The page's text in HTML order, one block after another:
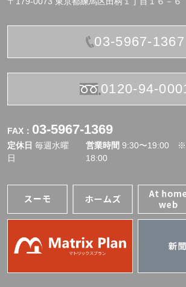
03-5967-1367
0120-94-
FAX： 03-5967-1369
定休日 毎週水曜
日
営業時間 9:30〜19:00 ※
18:00